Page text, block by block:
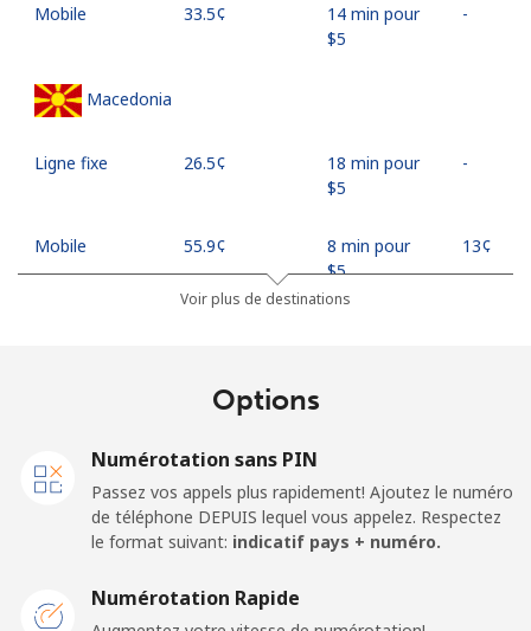
Mobile ⁦33.5¢⁩
14 min pour
⁦$5⁩
-
Macedonia
Ligne fixe ⁦26.5¢⁩
18 min pour
⁦$5⁩
-
Mobile ⁦55.9¢⁩
8 min pour
⁦$5⁩
⁦13¢⁩
⁦81.9¢⁩
Mobile
⁦$5⁩
Voir plus de destinations
Options
Numérotation sans PIN
Passez vos appels plus rapidement! Ajoutez le numéro
de téléphone DEPUIS lequel vous appelez. Respectez
le format suivant: indicatif pays + numéro.
Numérotation Rapide